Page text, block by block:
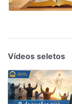
Vídeos seletos